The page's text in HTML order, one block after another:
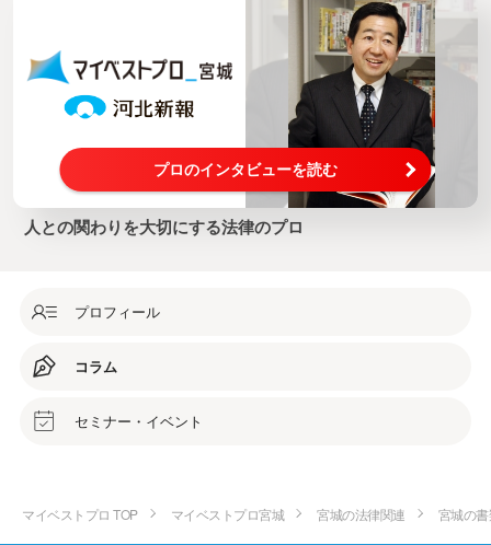
プロのインタビューを読む
人との関わりを大切にする法律のプロ
プロフィール
コラム
セミナー・イベント
マイベストプロ TOP マイベストプロ宮城 宮城の法律関連 宮城の